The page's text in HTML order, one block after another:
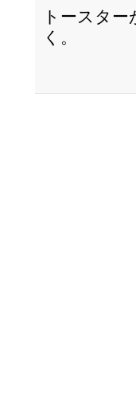
トースタ
く。